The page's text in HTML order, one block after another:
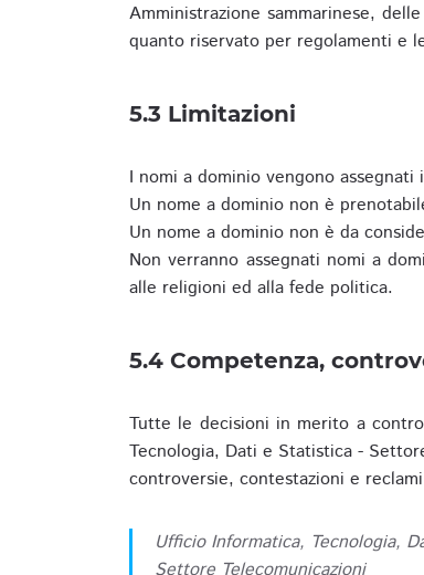
Amministrazione sammarinese,
quanto riservato per regolamenti e
5.3 Limitazioni
I nomi a dominio vengono
Un nome a dominio non è
Un nome a dominio non è da
Non verranno assegnati nomi a
alle religioni ed alla fede politica.
5.4 Competenza,
Tutte le decisioni in merito a
Tecnologia, Dati e Statistica -
controversie, contestazioni e
Ufficio Informatica, Tecnologia,